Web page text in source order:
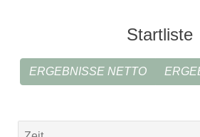
Startliste
ERGEBNISSE NETTO